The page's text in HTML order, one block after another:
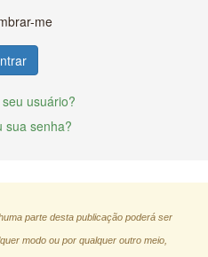
me
usuário?
sua senha?
parte desta publicação poderá ser
modo ou por qualquer outro meio,